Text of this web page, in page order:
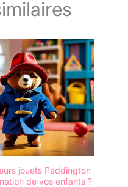
jouets Paddington
de vos enfants ?